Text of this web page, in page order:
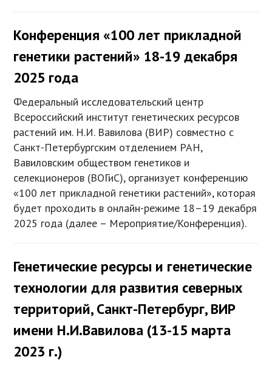
Конференция «100 лет прикладной
генетики растений» 18-19 декабря
2025 года
Федеральный исследовательский центр
Всероссийский институт генетических ресурсов
растений им. Н.И. Вавилова (ВИР) совместно с
Санкт-Петербургским отделением РАН,
Вавиловским обществом генетиков и
селекционеров (ВОГиС), организует конференцию
«100 лет прикладной генетики растений», которая
будет проходить в онлайн-режиме 18–19 декабря
2025 года (далее – Мероприятие/Конференция).
Генетические ресурсы и генетические
технологии для развития северных
территорий, Санкт-Петербург, ВИР
имени Н.И.Вавилова (13-15 марта
2023 г.)